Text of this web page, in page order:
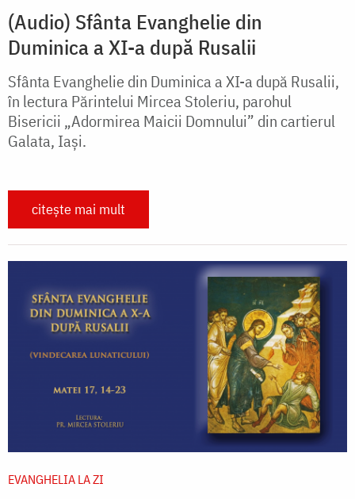
(Audio) Sfânta Evanghelie din
Duminica a XI-a după Rusalii
Sfânta Evanghelie din Duminica a XI-a după Rusalii,
în lectura Părintelui Mircea Stoleriu, parohul
Bisericii „Adormirea Maicii Domnului” din cartierul
Galata, Iași.
citește mai mult
EVANGHELIA LA ZI